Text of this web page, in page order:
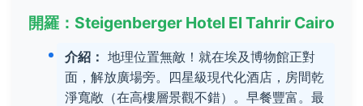
開羅：Steigenberger Hotel El Tahrir Cairo
介紹： 地理位置無敵！就在埃及博物館正對
面，解放廣場旁。四星級現代化酒店，房間乾
淨寬敞（在高樓層景觀不錯）。早餐豐富。最